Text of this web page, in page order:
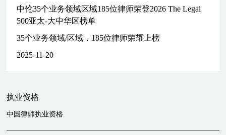
中伦35个业务领域区域185位律师荣登2026 The Legal
500亚太-大中华区榜单
35个业务领域/区域，185位律师荣耀上榜
2025-11-20
执业资格
中国律师执业资格